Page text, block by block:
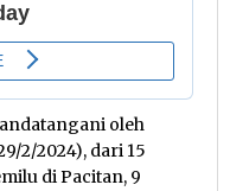
oleh
2/2024), dari 15
di Pacitan, 9